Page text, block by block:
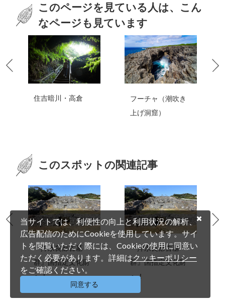
このページを見ている人は、こん
なページも見ています
住吉暗川・高倉
フーチャ（潮吹き
上げ洞窟）
このスポットの関連記事
『沖永良部古墓
群』国指定文化財
へ！
『沖永良部古墓
群』国指定文化財
へ！
当サイトでは、利便性の向上と利用状況の解析、
広告配信のためにCookieを使用しています。サイ
トを閲覧いただく際には、Cookieの使用に同意い
ただく必要があります。詳細はクッキーポリシー
をご確認ください。
同意する